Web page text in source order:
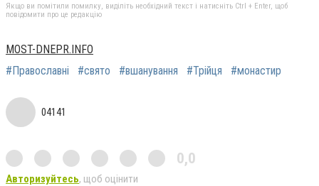
Якщо ви помітили помилку, виділіть необхідний текст і натисніть Ctrl + Enter, щоб
повідомити про це редакцію
MOST-DNEPR.INFO
#Православні
#свято #вшанування #Трійця #монастир
04141
0,0
Авторизуйтесь, щоб оцінити